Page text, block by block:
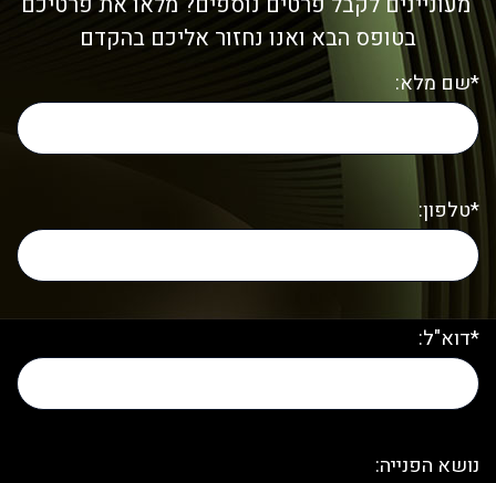
בטופס הבא ואנו נחזור אליכם בהקדם
*שם מלא:
*טלפון:
*דוא"ל:
נושא הפנייה: